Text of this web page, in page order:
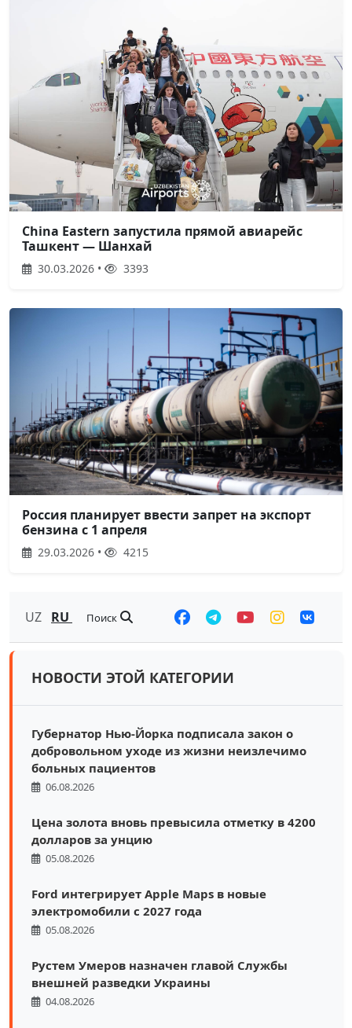
China Eastern запустила прямой авиарейс
Ташкент — Шанхай
30.03.2026 • 3393
Россия планирует ввести запрет на экспорт
бензина с 1 апреля
29.03.2026 • 4215
UZ RU Поиск
НОВОСТИ ЭТОЙ КАТЕГОРИИ
Губернатор Нью-Йорка подписала закон о
добровольном уходе из жизни неизлечимо
больных пациентов
06.08.2026
Цена золота вновь превысила отметку в 4200
долларов за унцию
05.08.2026
Ford интегрирует Apple Maps в новые
электромобили с 2027 года
05.08.2026
Рустем Умеров назначен главой Службы
внешней разведки Украины
04.08.2026